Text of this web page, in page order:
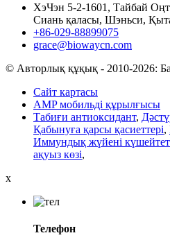
ХэЧэн 5-2-1601, Тайбай
Сиань қаласы, Шэньси,
+86-029-88899075
grace@biowaycn.com
© Авторлық құқық - 2010-2026:
Сайт картасы
AMP мобильді құрылғысы
Табиғи антиоксидант,
Қабынуға қарсы қасиеттері,
Иммундық жүйені
ақуыз көзі,
x
Телефон